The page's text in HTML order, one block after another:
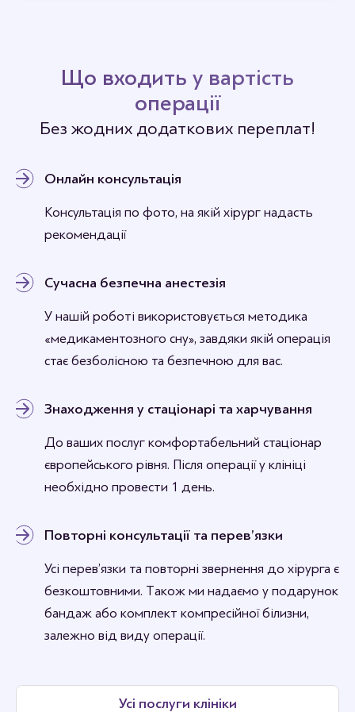
Що входить у вартість
операції
Без жодних додаткових переплат!
Онлайн консультація
Консультація по фото, на якій хірург надасть
рекомендації
Сучасна безпечна анестезія
У нашій роботі використовується методика
«медикаментозного сну», завдяки якій операція
стає безболісною та безпечною для вас.
Знаходження у стаціонарі та харчування
До ваших послуг комфортабельний стаціонар
європейського рівня. Після операції у клініці
необхідно провести 1 день.
Повторні консультації та перев’язки
Усі перев’язки та повторні звернення до хірурга є
безкоштовними. Також ми надаємо у подарунок
бандаж або комплект компресійної білизни,
залежно від виду операції.
Усі послуги клініки